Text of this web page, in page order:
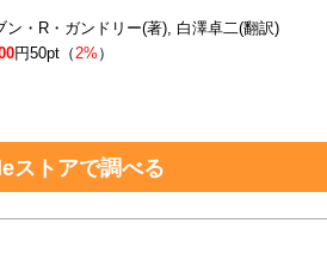
ン・R・ガンドリー(著), 白澤卓二(翻訳)
円50pt（ 2% ）
ストアで調べる